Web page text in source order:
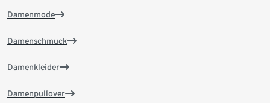
Damenmode
Damenschmuck
Damenkleider
Damenpullover